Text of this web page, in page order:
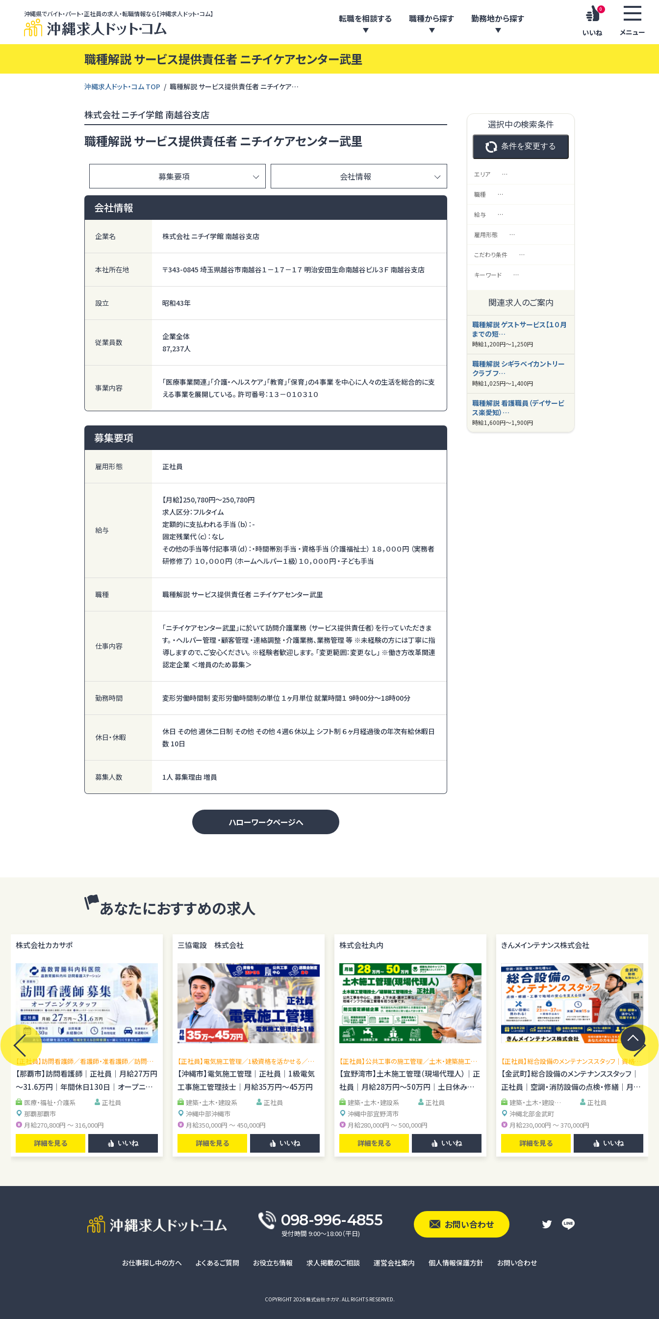
沖縄県でバイト・パート・正社員の求人・転職情報なら【沖縄求人ドット・コム】 転職を相談する 職種から探す 勤務地から探す
0
いいね メニュー
職種解説 サービス提供責任者 ニチイケアセンター武里
沖縄求人ドット・コム TOP 職種解説 サービス提供責任者 ニチイケア…
株式会社 ニチイ学館 南越谷支店
職種解説 サービス提供責任者 ニチイケアセンター武里
募集要項 会社情報
会社情報
企業名 株式会社 ニチイ学館 南越谷支店
本社所在地 〒343-0845 埼玉県越谷市南越谷１－１７－１７ 明治安田生命南越谷ビル３Ｆ 南越谷支店
設立 昭和43年
従業員数
企業全体
87,237人
事業内容
「医療事業関連」「介護・ヘルスケア」「教育」「保育」の４事業 を中心に人々の生活を総合的に支
える事業を展開している。 許可番号：１３－０１０３１０
募集要項
雇用形態 正社員
給与
【月給】250,780円〜250,780円
求人区分：フルタイム
定額的に支払われる手当（ｂ）：-
固定残業代（ｃ）：なし
その他の手当等付記事項（ｄ）：・時間帯別手当 ・資格手当（介護福祉士） １８，０００円 （実務者
研修修了） １０，０００円 （ホームヘルパー１級）１０，０００円 ・子ども手当
職種 職種解説 サービス提供責任者 ニチイケアセンター武里
仕事内容
「ニチイケアセンター武里」に於いて訪問介護業務 （サービス提供責任者）を行っていただきま
す。 ・ヘルパー管理 ・顧客管理 ・連絡調整 ・介護業務、業務管理 等 ※未経験の方には丁寧に指
導しますので、ご安心ください。 ※経験者歓迎します。 「変更範囲：変更なし」 ※働き方改革関連
認定企業 ＜増員のため募集＞
勤務時間 変形労働時間制 変形労働時間制の単位 １ヶ月単位 就業時間１ 9時00分〜18時00分
休日・休暇
休日 その他 週休二日制 その他 その他 ４週６休以上 シフト制 ６ヶ月経過後の年次有給休暇日
数 10日
募集人数 1人 募集理由 増員
ハローワークページへ
選択中の検索条件
条件を変更する
エリア …
職種 …
給与 …
雇用形態 …
こだわり条件 …
キーワード …
関連求人のご案内
職種解説 ゲストサービス【１０月
までの短…
時給1,200円～1,250円
職種解説 シギラベイカントリー
クラブ フ…
時給1,025円～1,400円
職種解説 看護職員（デイサービ
ス楽愛知）…
時給1,600円～1,900円
あなたにおすすめの求人
株式会社カカサポ
【正社員】訪問看護師／看護師・准看護師／訪問看
護未経験OK／月平均残業1時間程度／駐車場あり
【那覇市】訪問看護師｜正社員｜月給27万円
～31.6万円｜年間休日130日｜オープニン
グスタッフ
医療・福祉・介護系
正社員
那覇那覇市
月給270,800円 ～ 316,000円
詳細を見る いいね
三協電設 株式会社
【正社員】電気施工管理／1級資格を活かせる／現
場管理経験を広げられる／公共工事中心／転勤な
し
【沖縄市】電気施工管理｜正社員｜1級電気
工事施工管理技士｜月給35万円～45万円
建築・土木・建設系
正社員
沖縄中部沖縄市
月給350,000円 ～ 450,000円
詳細を見る いいね
株式会社丸内
【正社員】公共工事の施工管理／土木・建築施工管
理技士歓迎／賞与年2回／無料駐車場あり／施工
管理経験を活かせる
【宜野湾市】土木施工管理（現場代理人）｜正
社員｜月給28万円～50万円｜土日休み｜
資格手当あり
建築・土木・建設系
正社員
沖縄中部宜野湾市
月給280,000円 ～ 500,000円
詳細を見る いいね
きんメインテナンス株式会社
【正社員】総合設備のメンテナンススタッフ｜資格手
当あり｜転勤なし
【金武町】総合設備のメンテナンススタッフ｜
正社員｜空調・消防設備の点検・修繕｜月給
23万円～37万円
建築・土木・建設系
清掃・警備・施設管理
系 IT・エンジニア系
正社員
沖縄北部金武町
月給230,000円 ～ 370,000円
詳細を見る いいね
098-996-4855
受付時間 9:00〜18:00（平日)
お問い合わせ
お仕事探し中の方へ よくあるご質問 お役立ち情報 求人掲載のご相談 運営会社案内 個人情報保護方針 お問い合わせ
COPYRIGHT 2026 株式会社ホカマ. ALL RIGHTS RESERVED.